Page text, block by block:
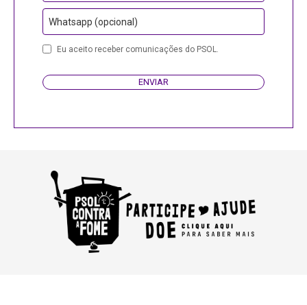
Whatsapp (opcional)
Eu aceito receber comunicações do PSOL.
ENVIAR